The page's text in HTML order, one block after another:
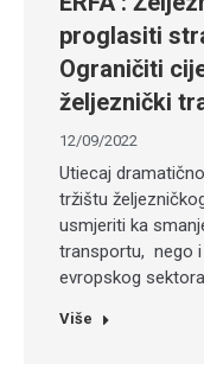
proglasiti
Ograničiti
željeznički
12/09/2022
Utiecaj
tržištu
usmjeriti ka
transportu, nego
evropskog
Više